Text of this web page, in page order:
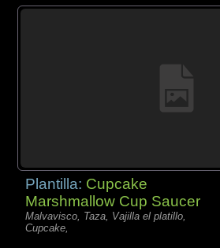
Plantilla: Cupcake
Marshmallow Cup Saucer
Malvavisco, Taza, Vajilla el platillo,
Cupcake,